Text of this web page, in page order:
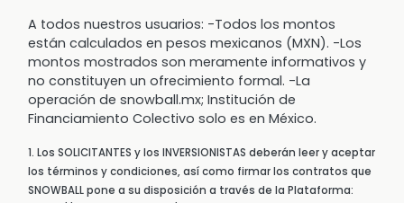
A todos nuestros usuarios: -Todos los montos
están calculados en pesos mexicanos (MXN). -Los
montos mostrados son meramente informativos y
no constituyen un ofrecimiento formal. -La
operación de snowball.mx; Institución de
Financiamiento Colectivo solo es en México.
1. Los SOLICITANTES y los INVERSIONISTAS deberán leer y aceptar
los términos y condiciones, así como firmar los contratos que
SNOWBALL pone a su disposición a través de la Plataforma: